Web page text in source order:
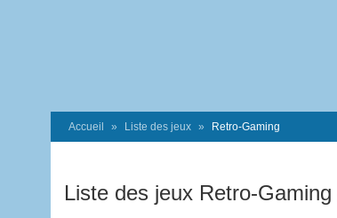
Accueil Liste des jeux Retro-Gaming
Liste des jeux Retro-Gaming